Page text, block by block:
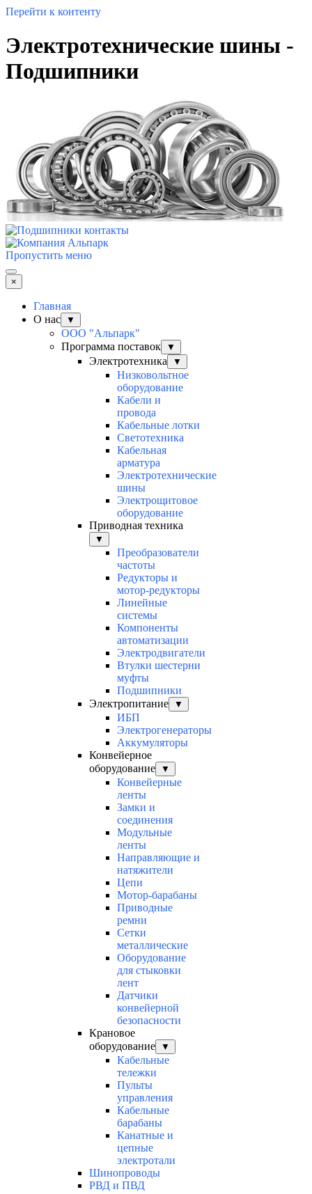
Перейти к контенту
Электротехнические шины -
Подшипники
Пропустить меню
×
Главная
О нас
▼
ООО "Альпарк"
Программа поставок
▼
Электротехника ▼
Низковольтное
оборудование
Кабели и
провода
Кабельные лотки
Светотехника
Кабельная
арматура
Электротехнические
шины
Электрощитовое
оборудование
Приводная техника
▼
Преобразователи
частоты
Редукторы и
мотор-редукторы
Линейные
системы
Компоненты
автоматизации
Электродвигатели
Втулки шестерни
муфты
Подшипники
Электропитание
▼
ИБП
Электрогенераторы
Аккумуляторы
Конвейерное
оборудование
▼
Конвейерные
ленты
Замки и
соединения
Модульные
ленты
Направляющие и
натяжители
Цепи
Мотор-барабаны
Приводные
ремни
Сетки
металлические
Оборудование
для стыковки
лент
Датчики
конвейерной
безопасности
Крановое
оборудование
▼
Кабельные
тележки
Пульты
управления
Кабельные
барабаны
Канатные и
цепные
электротали
Шинопроводы
РВД и ПВД